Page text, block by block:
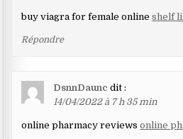
buy viagra for female onlineshelf
Répondre
DsnnDaunc dit :
14/04/2022 à 7 h 35 min
online pharmacy reviewsonline